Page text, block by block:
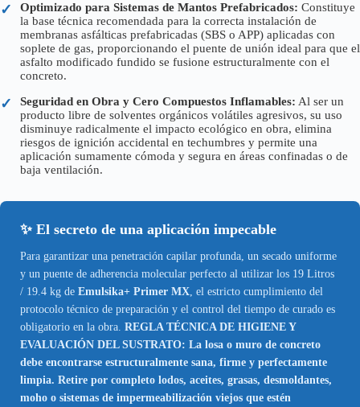
✓ Optimizado para Sistemas de Mantos Prefabricados: Constituye
la base técnica recomendada para la correcta instalación de
membranas asfálticas prefabricadas (SBS o APP) aplicadas con
soplete de gas, proporcionando el puente de unión ideal para que el
asfalto modificado fundido se fusione estructuralmente con el
concreto.
✓ Seguridad en Obra y Cero Compuestos Inflamables: Al ser un
producto libre de solventes orgánicos volátiles agresivos, su uso
disminuye radicalmente el impacto ecológico en obra, elimina
riesgos de ignición accidental en techumbres y permite una
aplicación sumamente cómoda y segura en áreas confinadas o de
baja ventilación.
✨ El secreto de una aplicación impecable
Para garantizar una penetración capilar profunda, un secado uniforme
y un puente de adherencia molecular perfecto al utilizar los 19 Litros
/ 19.4 kg de Emulsika+ Primer MX, el estricto cumplimiento del
protocolo técnico de preparación y el control del tiempo de curado es
obligatorio en la obra. REGLA TÉCNICA DE HIGIENE Y
EVALUACIÓN DEL SUSTRATO: La losa o muro de concreto
debe encontrarse estructuralmente sana, firme y perfectamente
limpia. Retire por completo lodos, aceites, grasas, desmoldantes,
moho o sistemas de impermeabilización viejos que estén